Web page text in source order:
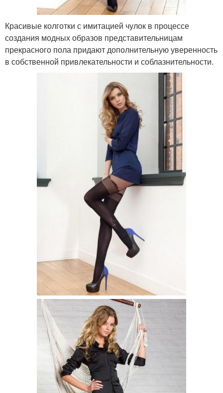
Красивые колготки с имитацией чулок в процессе
создания модных образов представительницам
прекрасного пола придают дополнительную уверенность
в собственной привлекательности и соблазнительности.